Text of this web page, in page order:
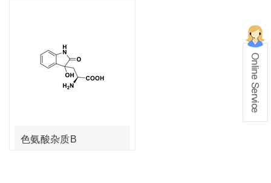
色氨酸杂质B
1、info@shochem.com；2